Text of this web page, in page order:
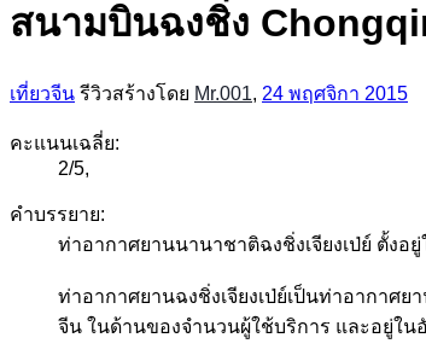
สนามบินฉงชิ่ง
เที่ยวจีน รีวิวสร้างโดย Mr.001, 24 พฤศจิกา 2015
คะแนนเฉลี่ย:
2/5,
คำบรรยาย:
ท่าอากาศยานนานาชาติฉงชิ่งเจียงเป่ย์ ตั้ง
ท่าอากาศยานฉงชิ่งเจียงเป่ย์เป็นท่าอากาศ
จีน ในด้านของจำนวนผู้ใช้บริการ และอยู่ใ